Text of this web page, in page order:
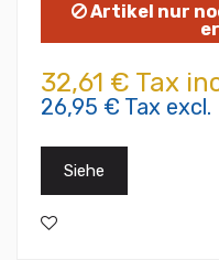
Artikel nur
32,61 € Tax
26,95 € Tax excl.
Siehe